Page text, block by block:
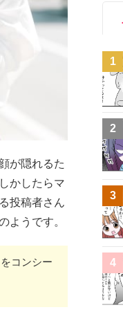
が隠れるた
かしたらマ
投稿者さん
ようです。
コンシー
1
2
3
4